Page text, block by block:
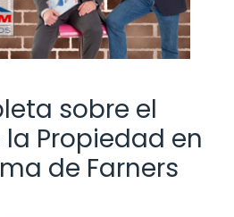
sobre el
Propiedad en
de Farners